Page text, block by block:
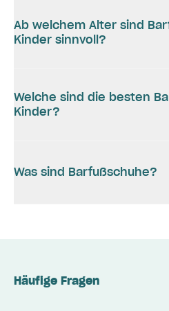
Ab welchem Alter sind
Kinder sinnvoll?
Welche sind die besten
Kinder?
Was sind Barfußschuhe?
Häufige Fragen